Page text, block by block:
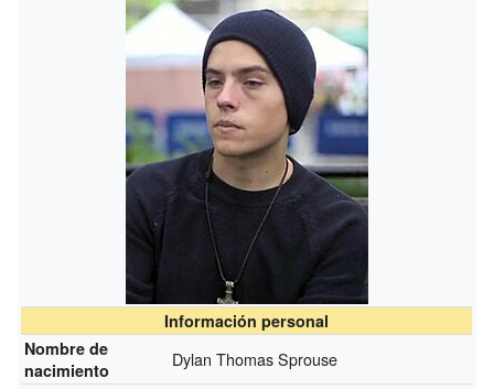
Información personal
Nombre de
nacimiento
Dylan Thomas Sprouse